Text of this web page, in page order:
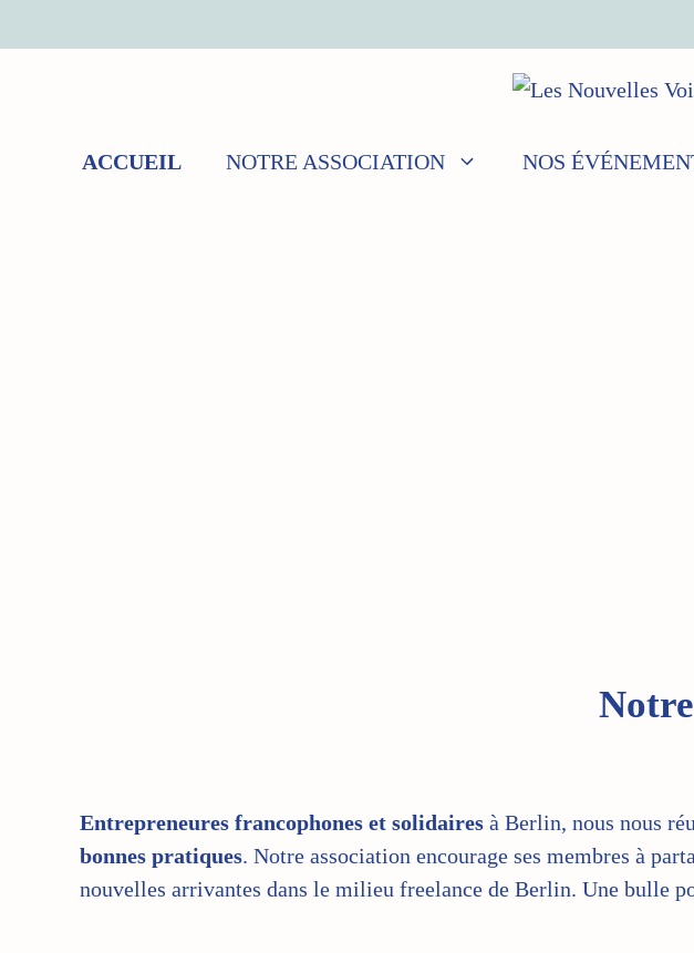
au
ACCUEIL NOTRE ASSOCIATION NOS
Entrepreneures francophones et solidaires à Berlin, nous nous
bonnes pratiques. Notre association encourage ses membres à
nouvelles arrivantes dans le milieu freelance de Berlin. Une bulle